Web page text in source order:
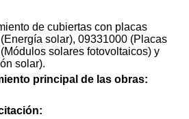
de cubiertas con placas
solar), 09331000 (Placas
solares fotovoltaicos) y
solar).
principal de las obras: